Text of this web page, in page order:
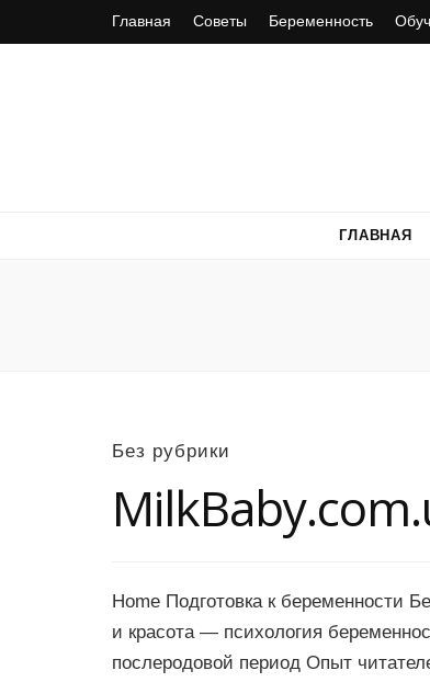
Главная Советы Беременность
ГЛАВНАЯ
Без рубрики
Home Подготовка к беременности
и красота — психология
послеродовой период Опыт